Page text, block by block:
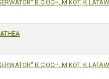
B.CIOCH, M.KOT,
B.CIOCH, M.KOT,